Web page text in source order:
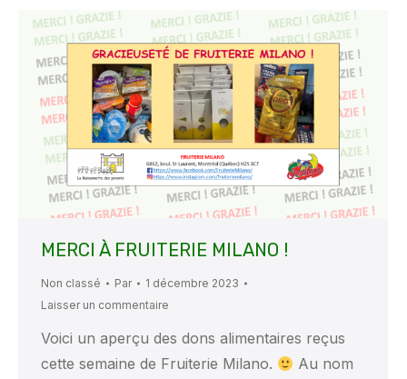
MERCI À FRUITERIE MILANO !
Non classé Par
1 décembre 2023
Laisser un commentaire
Voici un aperçu des dons alimentaires reçus
cette semaine de Fruiterie Milano.
Au nom